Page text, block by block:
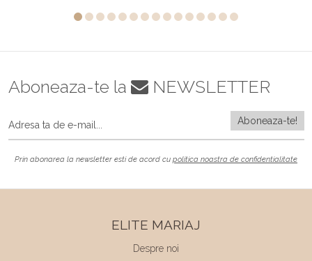
Aboneaza-te la NEWSLETTER
Prin abonarea la newsletter esti de acord cu politica noastra de confidentialitate
ELITE MARIAJ
Despre noi